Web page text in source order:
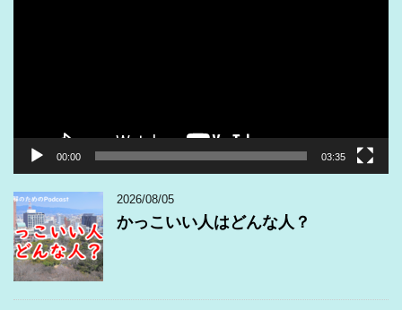
00:00 03:35
2026/08/05
かっこいい人はどんな人？